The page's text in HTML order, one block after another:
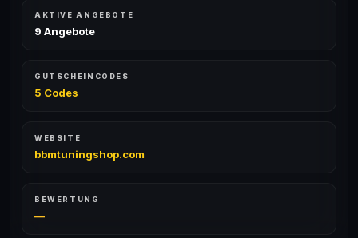
AKTIVE ANGEBOTE
9 Angebote
GUTSCHEINCODES
5 Codes
WEBSITE
bbmtuningshop.com
BEWERTUNG
—